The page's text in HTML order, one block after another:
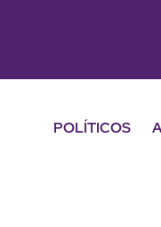
POLÍTICOS